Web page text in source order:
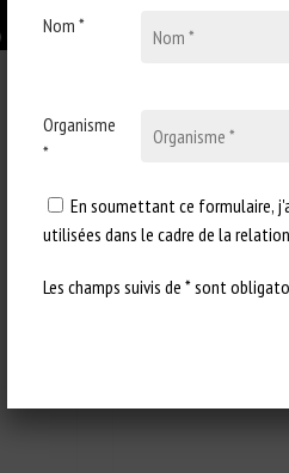
28 février 2022
écrite à la
000134/22
Type de
la
Nom *
Organisme
*
En soumettant ce formulaire,
utilisées dans le cadre de la relation
Les champs suivis de * sont